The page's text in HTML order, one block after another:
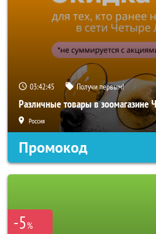
03:42:42 Получи первым!
Различные товары в зоомагазине
Россия
Промокод
-5%